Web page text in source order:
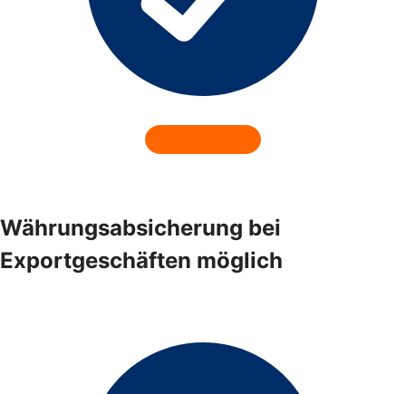
Währungsabsicherung bei
Exportgeschäften möglich